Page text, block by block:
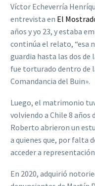
Víctor Echeverría
entrevista en El
años y yo 23, y estaba
continúa el relato, “esa
guardia hasta las dos de
fue torturado dentro de
Comandancia del Buin».
Luego, el matrimonio
volviendo a Chile 8 años
Roberto abrieron un
a quienes que, por falta
acceder a
En 2020, adquirió